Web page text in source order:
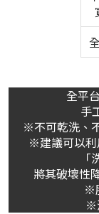
全平
手
※不可乾洗、
※建議可以利
將其破壞性
※
※